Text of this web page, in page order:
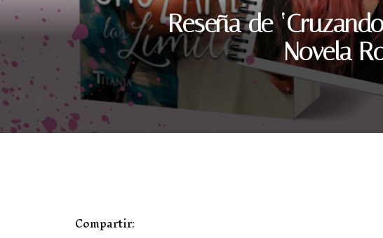
Reseña de
Novela
Compartir: